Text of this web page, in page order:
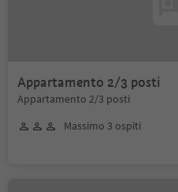
Appartamento 2/3 posti
Appartamento 2/3 posti
Massimo 3 ospiti